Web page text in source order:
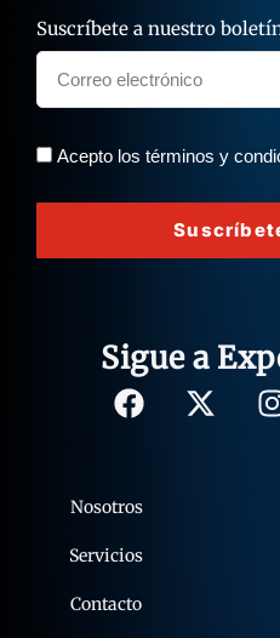
Suscríbete a nuestro
Acepto los términos y
Sigue a
Nosotros
Servicios
Contacto